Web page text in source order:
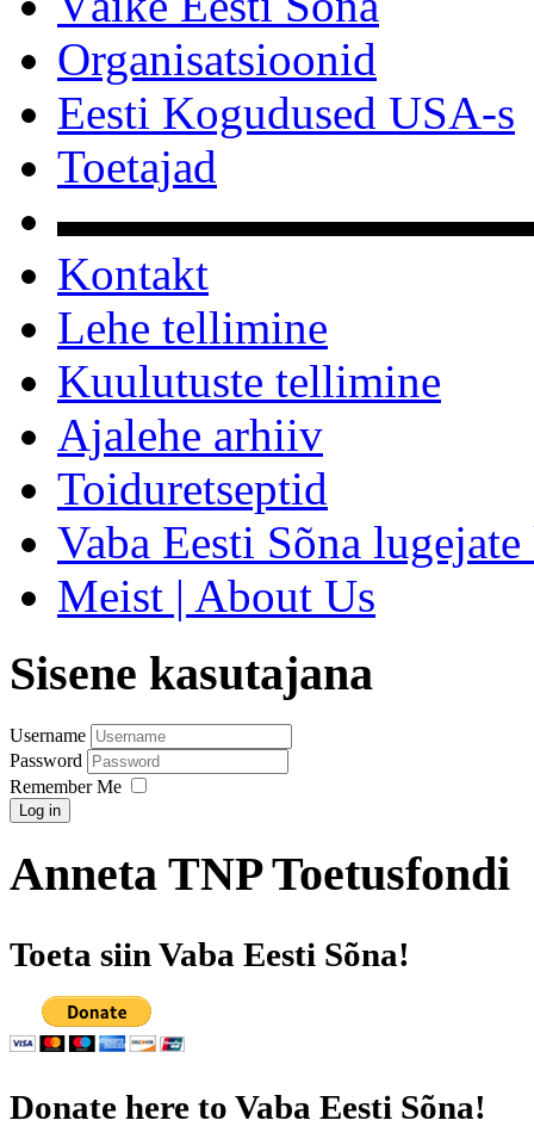
Organisatsioonid
Eesti Kogudused USA-s
Toetajad
Kontakt
Lehe tellimine
Kuulutuste tellimine
Ajalehe arhiiv
Toiduretseptid
Vaba Eesti Sõna
Meist | About Us
Sisene kasutajana
Username
Password
Remember Me
Log in
Anneta TNP Toetusfondi
Toeta siin Vaba Eesti Sõna!
Donate here to Vaba Eesti Sõna!